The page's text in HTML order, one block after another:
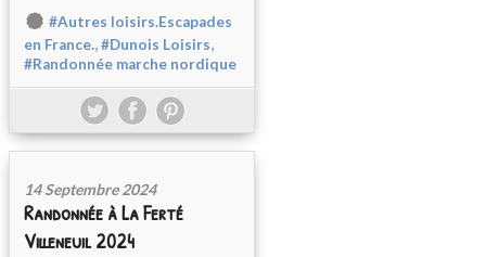
#Autres loisirs.Escapades
en France.,#Dunois Loisirs,
#Randonnée marche nordique
14 Septembre 2024
Randonnée à La Ferté
Villeneuil 2024